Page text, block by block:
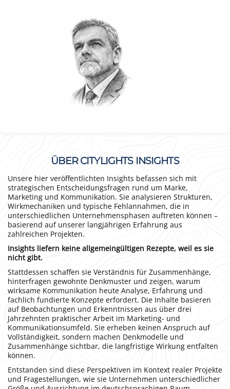
ÜBER CITYLIGHTS INSIGHTS
Unsere hier veröffentlichten Insights befassen sich mit
strategischen Entscheidungsfragen rund um Marke,
Marketing und Kommunikation. Sie analysieren Strukturen,
Wirkmechaniken und typische Fehlannahmen, die in
unterschiedlichen Unternehmensphasen auftreten können –
basierend auf unserer langjährigen Erfahrung aus
zahlreichen Projekten.
Insights liefern keine allgemeingültigen Rezepte, weil es sie
nicht gibt.
Stattdessen schaffen sie Verständnis für Zusammenhänge,
hinterfragen gewohnte Denkmuster und zeigen, warum
wirksame Kommunikation heute Analyse, Erfahrung und
fachlich fundierte Konzepte erfordert. Die Inhalte basieren
auf Beobachtungen und Erkenntnissen aus über drei
Jahrzehnten praktischer Arbeit im Marketing- und
Kommunikationsumfeld. Sie erheben keinen Anspruch auf
Vollständigkeit, sondern machen Denkmodelle und
Zusammenhänge sichtbar, die langfristige Wirkung entfalten
können.
Entstanden sind diese Perspektiven im Kontext realer Projekte
und Fragestellungen, wie sie Unternehmen unterschiedlicher